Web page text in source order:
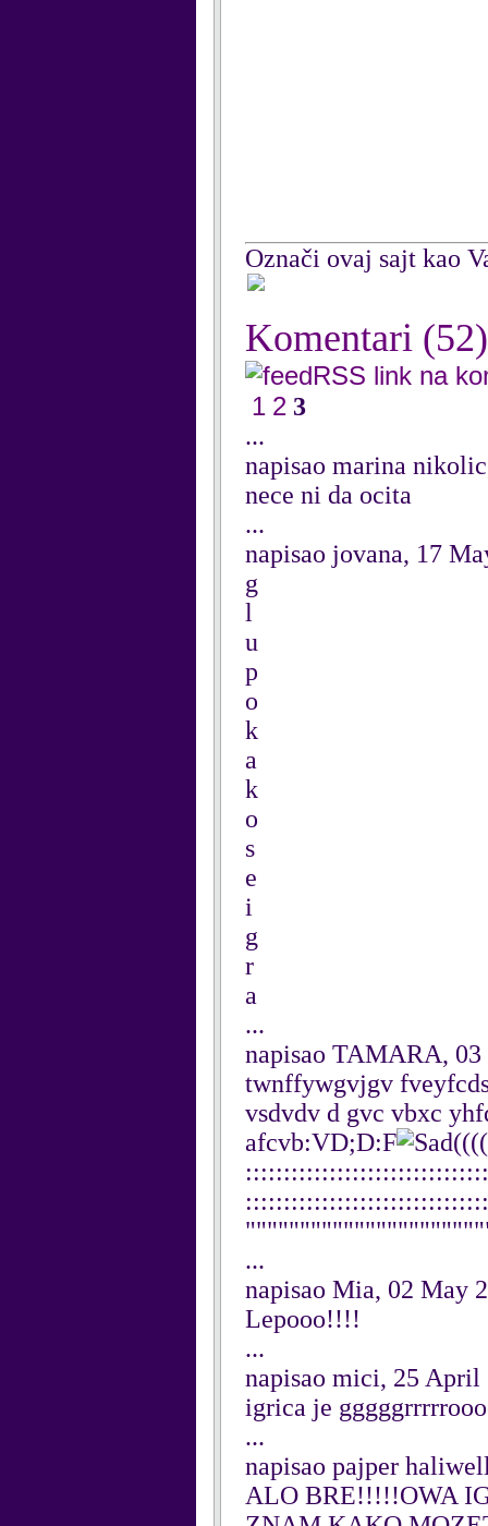
Označi ovaj sajt kao
Komentari (52)
RSS link na
1 2 3
...
napisao marina
nece ni da ocita
...
napisao jovana, 17
g
l
u
p
o
k
a
k
o
s
e
i
g
r
a
...
napisao TAMARA, 03
twnffywgvjgv
vsdvdv d gvc vbxc
afcvb:VD;D:F
::::::::::::::::::::::::::::::::
...
napisao Mia, 02 May
Lepooo!!!!
...
napisao mici, 25 April
igrica je
...
napisao pajper
ALO BRE!!!!!OWA